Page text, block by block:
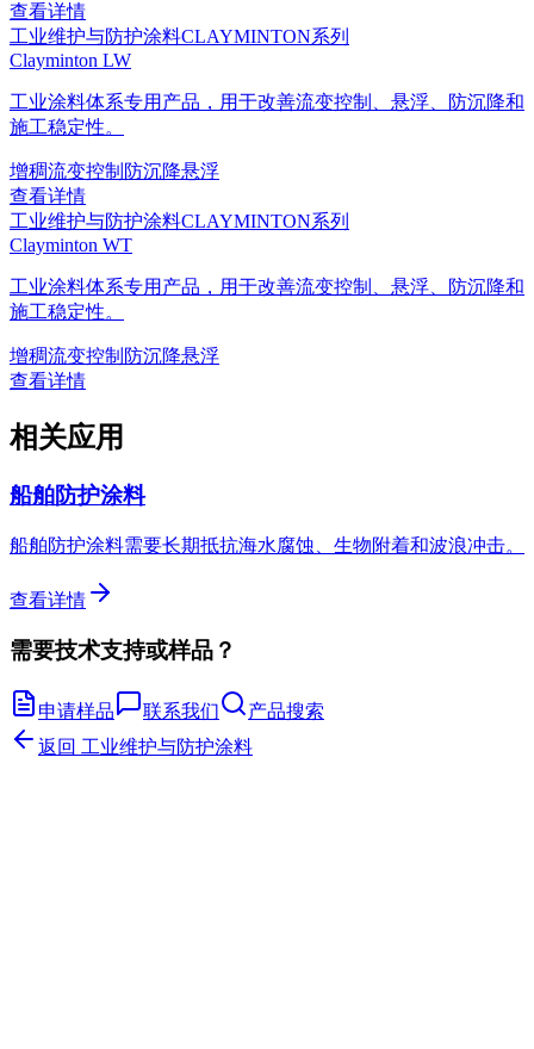
查看详情
工业维护与防护涂料CLAYMINTON系列
Clayminton LW
工业涂料体系专用产品，用于改善流变控制、悬浮、防沉降和
施工稳定性。
增稠流变控制 防沉降悬浮
查看详情
工业维护与防护涂料CLAYMINTON系列
Clayminton WT
工业涂料体系专用产品，用于改善流变控制、悬浮、防沉降和
施工稳定性。
增稠流变控制 防沉降悬浮
查看详情
相关应用
船舶防护涂料
船舶防护涂料需要长期抵抗海水腐蚀、生物附着和波浪冲击。
查看详情
需要技术支持或样品？
申请样品 联系我们
产品搜索
返回 工业维护与防护涂料